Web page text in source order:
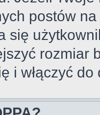
postów
się
rozmiar
i włączyć